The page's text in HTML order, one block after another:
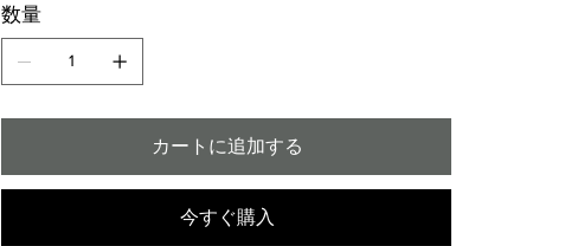
数量
カートに追加する
今すぐ購入